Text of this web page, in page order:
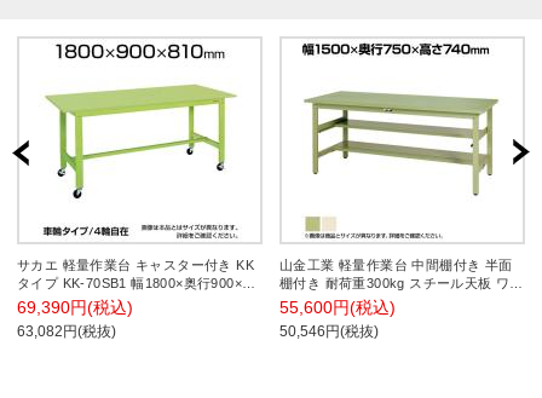
サカエ 軽量作業台 キャスター付き KK
タイプ KK-70SB1 幅1800×奥行900×高
さ810mm
69,390円(税込)
63,082円(税抜)
山金工業 軽量作業台 中間棚付き 半面
棚付き 耐荷重300kg スチール天板 ワー
クテーブル 300シリーズ SWS-
1575TS1 幅1500×奥行750×高さ740mm
55,600円(税込)
50,546円(税抜)